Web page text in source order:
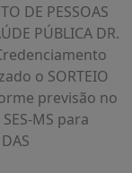
DE PESSOAS
PÚBLICA DR.
o SORTEIO
previsão no
MS para